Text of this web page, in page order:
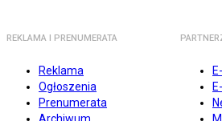
REKLAMA I PRENUMERATA
Reklama
Ogłoszenia
Prenumerata